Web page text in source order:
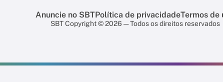
Anuncie no SBTPolítica de privacidadeTermos de
SBT Copyright © 2026 — Todos os direitos reservados